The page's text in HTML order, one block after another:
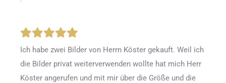
Ich habe zwei Bilder von Herrn Köster gekauft. Weil ich
die Bilder privat weiterverwenden wollte hat mich Herr
Köster angerufen und mit mir über die Größe und die